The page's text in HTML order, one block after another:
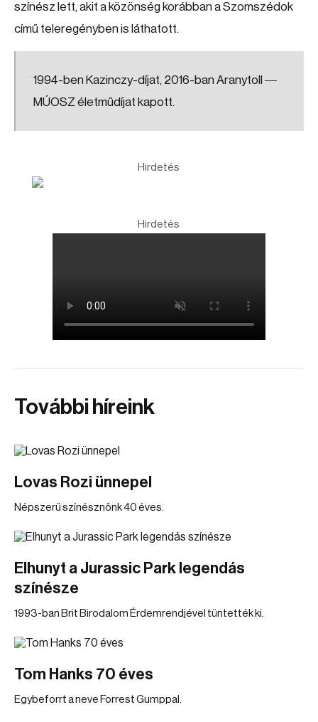
színész lett, akit a közönség korábban a Szomszédok
című teleregényben is láthatott.
1994-ben Kazinczy-díjat, 2016-ban Aranytoll ―
MÚOSZ életműdíjat kapott.
Hirdetés
Hirdetés
További híreink
Lovas Rozi ünnepel
Népszerű színésznőnk 40 éves.
Elhunyt a Jurassic Park legendás
színésze
1993-ban Brit Birodalom Érdemrendjével tüntették ki.
Tom Hanks 70 éves
Egybeforrt a neve Forrest Gumppal.